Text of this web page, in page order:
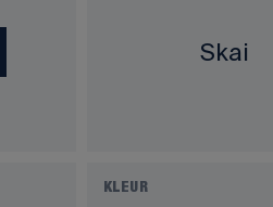
Skai
KLEUR